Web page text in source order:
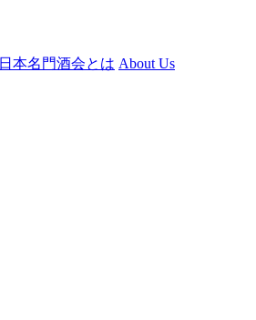
日本名門酒会とは About Us